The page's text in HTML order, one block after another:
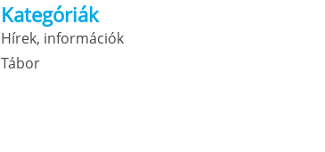
Kategóriák
Hírek, információk
Tábor